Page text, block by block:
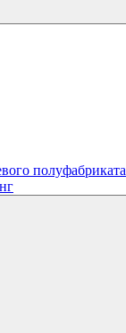
полуфабриката